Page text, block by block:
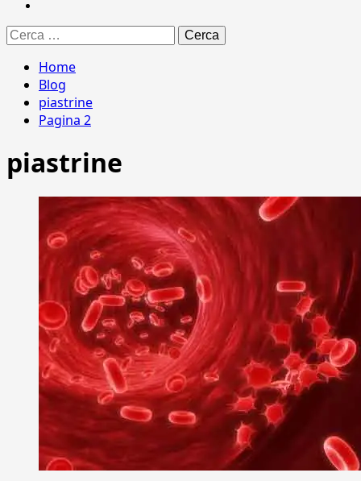
Ricerca
per:
Home
Blog
piastrine
Pagina 2
piastrine